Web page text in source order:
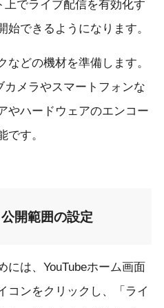
上でライブ配信を有効化す
始できるようになります。
どの機材を準備します。
カメラやスマートフォンな
やハードウェアのエンコー
です。
開範囲の設定
には、YouTubeホーム画面
コンをクリックし、「ライ